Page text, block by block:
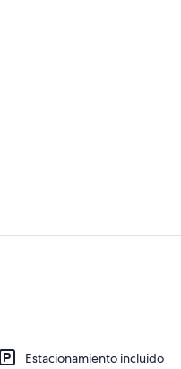
Estacionamiento incluido